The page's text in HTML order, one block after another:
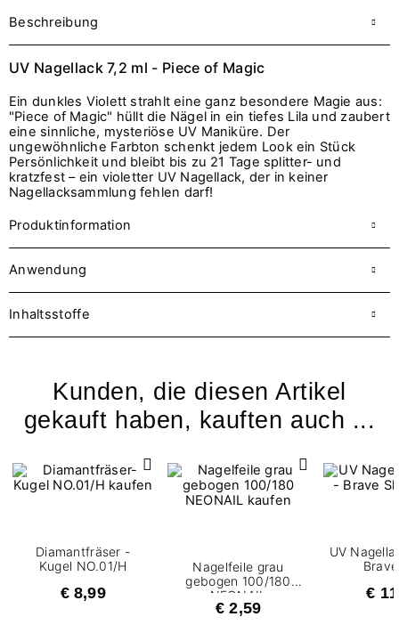
Beschreibung
UV Nagellack 7,2 ml - Piece of Magic
Ein dunkles Violett strahlt eine ganz besondere Magie aus:
"Piece of Magic" hüllt die Nägel in ein tiefes Lila und zaubert
eine sinnliche, mysteriöse UV Maniküre. Der
ungewöhnliche Farbton schenkt jedem Look ein Stück
Persönlichkeit und bleibt bis zu 21 Tage splitter- und
kratzfest – ein violetter UV Nagellack, der in keiner
Nagellacksammlung fehlen darf!
Produktinformation
Anwendung
Inhaltsstoffe
Kunden, die diesen Artikel
gekauft haben, kauften auch ...
Diamantfräser -
Kugel NO.01/H
€ 8,99
Nagelfeile grau
gebogen 100/180
NEONAIL
€ 2,59
UV
€